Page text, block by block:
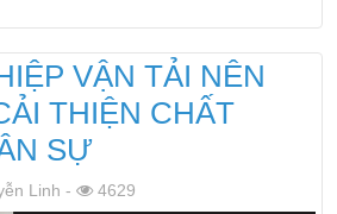
VẬN TẢI NÊN
THIỆN CHẤT
SỰ
Linh - 4629